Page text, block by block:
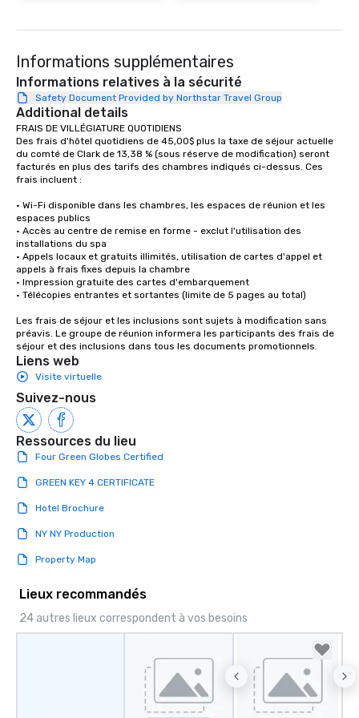
Informations supplémentaires
Informations relatives à la sécurité
Safety Document Provided by Northstar Travel Group
Additional details
FRAIS DE VILLÉGIATURE QUOTIDIENS
Des frais d'hôtel quotidiens de 45,00$ plus la taxe de séjour actuelle
du comté de Clark de 13,38 % (sous réserve de modification) seront
facturés en plus des tarifs des chambres indiqués ci-dessus. Ces
frais incluent :
• Wi-Fi disponible dans les chambres, les espaces de réunion et les
espaces publics
• Accès au centre de remise en forme - exclut l'utilisation des
installations du spa
• Appels locaux et gratuits illimités, utilisation de cartes d'appel et
appels à frais fixes depuis la chambre
• Impression gratuite des cartes d'embarquement
• Télécopies entrantes et sortantes (limite de 5 pages au total)
Les frais de séjour et les inclusions sont sujets à modification sans
préavis. Le groupe de réunion informera les participants des frais de
séjour et des inclusions dans tous les documents promotionnels.
Liens web
Visite virtuelle
Suivez-nous
Ressources du lieu
Four Green Globes Certified
GREEN KEY 4 CERTIFICATE
Hotel Brochure
NY NY Production
Property Map
Lieux recommandés
24 autres lieux correspondent à vos besoins